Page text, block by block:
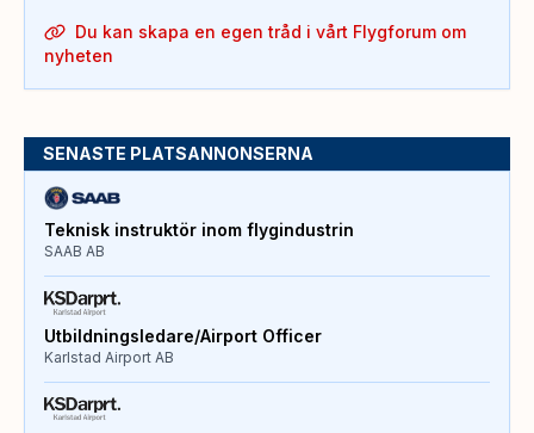
Du kan skapa en egen tråd i vårt Flygforum om
nyheten
SENASTE PLATSANNONSERNA
Teknisk instruktör inom flygindustrin
SAAB AB
Utbildningsledare/Airport Officer
Karlstad Airport AB